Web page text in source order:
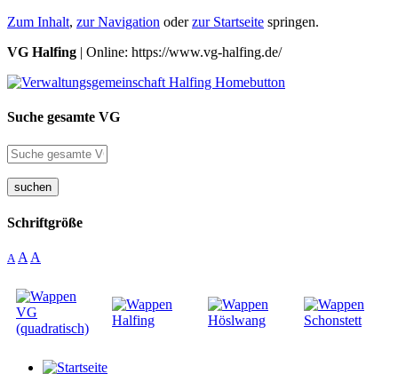
Zum Inhalt, zur Navigation oderzur Startseite springen.
VG Halfing | Online: https://www.vg-halfing.de/
Suche gesamte VG
suchen
Schriftgröße
A A A